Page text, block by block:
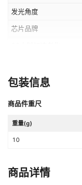
发光角度
芯片品牌
主要下游平台
是否跨境出口专供货源
包装信息
商品件重尺
重量(g)
10
商品详情